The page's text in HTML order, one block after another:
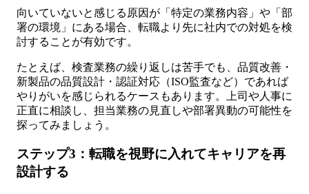
向いていないと感じる原因が「特定の業務内容」や「部
署の環境」にある場合、転職より先に社内での対処を検
討することが有効です。
たとえば、検査業務の繰り返しは苦手でも、品質改善・
新製品の品質設計・認証対応（ISO監査など）であれば
やりがいを感じられるケースもあります。上司や人事に
正直に相談し、担当業務の見直しや部署異動の可能性を
探ってみましょう。
ステップ3：転職を視野に入れてキャリアを再
設計する